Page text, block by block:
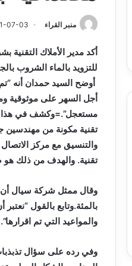
منبر القراء 07-03
أكد مدير الأملاك
للتزويد بالماء الشروب
أوضح السيد حمدان أنه
أجل السهر على موثوقية
مستعجل”.=
تقنية مكونة من مهندسين
والتنسيق مع مركز
تقنية. والهدف من ذلك هو
والمواعيد التي تم اقرارها”.
وفي رده على سؤال
وكأس الكونفدرالية يوم